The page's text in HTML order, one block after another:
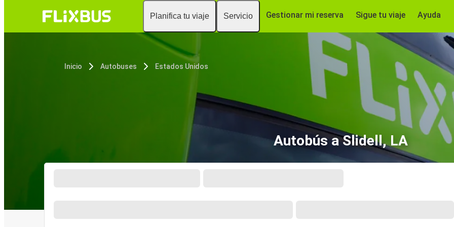
Planifica tu viaje Servicio Gestionar mi reserva Sigue tu viaje Ayuda
Inicio Autobuses Estados Unidos
Autobús a Slidell, LA